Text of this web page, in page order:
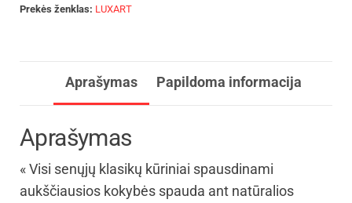
Prekės ženklas: LUXART
Aprašymas Papildoma informacija
Aprašymas
« Visi senųjų klasikų kūriniai spausdinami
aukščiausios kokybės spauda ant natūralios